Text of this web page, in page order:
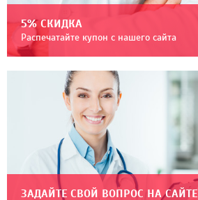
5% СКИДКА
Распечатайте купон с нашего сайта
ЗАДАЙТЕ СВОЙ ВОПРОС НА САЙТЕ